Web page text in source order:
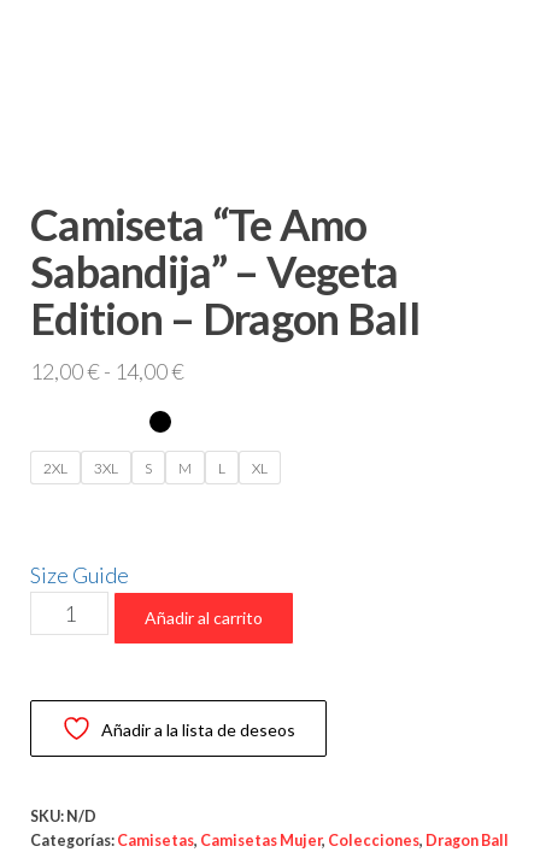
Camiseta “Te Amo
Sabandija” – Vegeta
Edition – Dragon Ball
12,00€- 14,00€
desde
2XL 3XL S M L XL
Size Guide
Camiseta
“Te
Sabandija”
Edition
-
Añadir al carrito
Añadir a la lista de deseos
SKU: N/D
Categorías: Camisetas, Camisetas Mujer, Colecciones, Dragon Ball